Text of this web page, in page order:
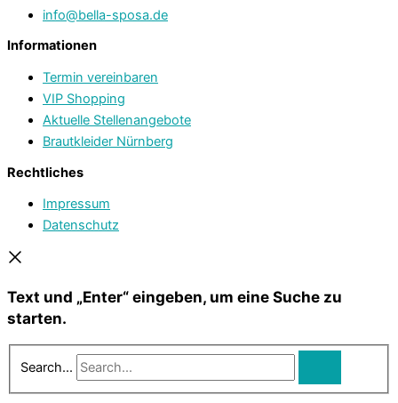
info@bella-sposa.de
Informationen
Termin vereinbaren
VIP Shopping
Aktuelle Stellenangebote
Brautkleider Nürnberg
Rechtliches
Impressum
Datenschutz
Text und „Enter“ eingeben, um eine Suche zu
starten.
Search...